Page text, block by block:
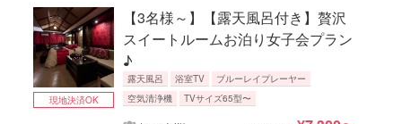
【3名様～】【露天風呂付き】贅沢
スイートルームお泊り女子会プラン
♪
露天風呂 浴室TV
ブルーレイプレーヤー
空気清浄機
TVサイズ65型〜
現地決済OK